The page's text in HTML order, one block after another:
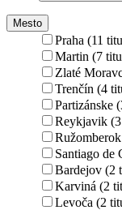
Mesto
Praha (11
Martin (7
Zlaté
Trenčín (4
Partizánske
Reykjavik
Santiago de
Bardejov (2
Karviná (2
Levoča (2